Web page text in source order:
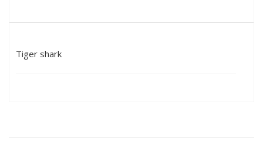
Tiger shark